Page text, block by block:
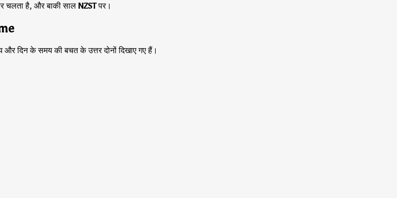
चलता है, और बाकी साल NZSTपर।
दिन के समय की बचत के उत्तर दोनों दिखाए गए हैं।